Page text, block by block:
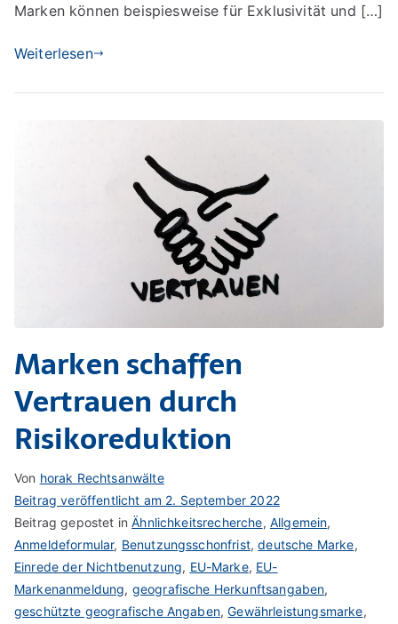
Marken können beispiesweise für Exklusivität und […]
Weiterlesen
Marken schaffen
Vertrauen durch
Risikoreduktion
Von horak Rechtsanwälte
Beitrag veröffentlicht am 2. September 2022
Beitrag gepostet inÄhnlichkeitsrecherche, Allgemein,
Anmeldeformular, Benutzungsschonfrist,deutsche Marke,
Einrede der Nichtbenutzung, EU-Marke, EU-
Markenanmeldung, geografische Herkunftsangaben,
geschützte geografische Angaben,Gewährleistungsmarke,